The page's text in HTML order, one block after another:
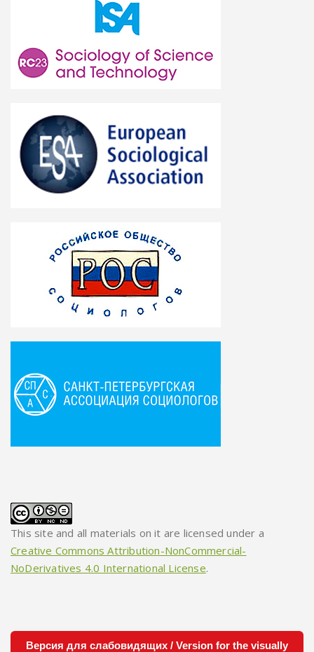
This site and all materials on it are licensed under a
Creative Commons Attribution-NonCommercial-
NoDerivatives 4.0 International License.
Версия для слабовидящих / Version for the visually